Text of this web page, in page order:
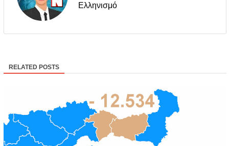
Ελληνισμό
RELATED POSTS